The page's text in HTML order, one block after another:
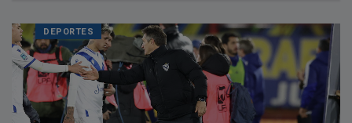
DEPORTES